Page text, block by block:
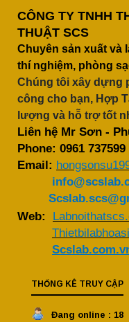
CÔNG TY TNHH
THUẬT SCS
Chuyên sản xuất và
thí nghiệm, phòng
Chúng tôi xây dựng
công cho bạn, Hợp
lượng và hỗ trợ tốt
Liên hệ Mr Sơn -
Phone: 0961 737599
Email:
Web:
THỐNG KÊ TRUY CẬP
Đang online : 18